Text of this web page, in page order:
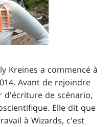
Kreines a commencé à
Avant de rejoindre
d'écriture de scénario,
Elle dit que
à Wizards, c'est